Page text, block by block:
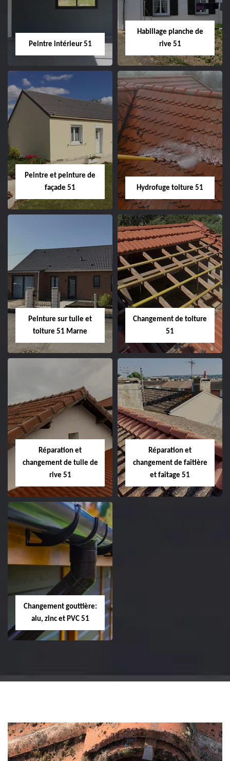
façade 51
Peintre intérieur 51
Peintre intérieur
Habillage planche de
rive 51
Habillage planche
de rive 51
Peintre et peinture de
façade 51
Peintre et peinture
de façade 51
Hydrofuge toiture 51
Hydrofuge toiture
51
Peinture sur tuile et
toiture 51 Marne
Peinture sur tuile
et toiture 51
Marne
Changement de toiture
51
Changement de
toiture 51
Réparation et
changement de tuile de
rive 51
Réparation et
changement de
tuile de rive 51
Réparation et
changement de faîtière
et faîtage 51
Changement gouttière:
alu, zinc et PVC 51
et PVC 51